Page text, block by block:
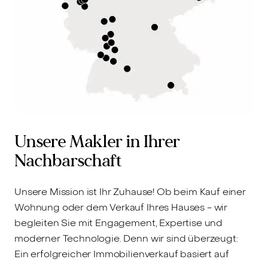
Unsere Makler in Ihrer
Nachbarschaft
Unsere Mission ist Ihr Zuhause! Ob beim Kauf einer
Wohnung oder dem Verkauf Ihres Hauses - wir
begleiten Sie mit Engagement, Expertise und
moderner Technologie. Denn wir sind überzeugt:
Ein erfolgreicher Immobilienverkauf basiert auf